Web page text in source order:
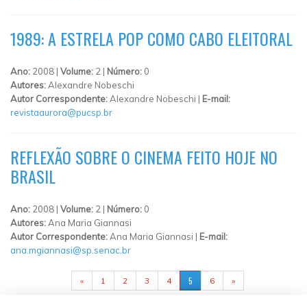
1989: A ESTRELA POP COMO CABO ELEITORAL
Ano: 2008 | Volume: 2 | Número: 0
Autores:Alexandre Nobeschi
Autor Correspondente:Alexandre Nobeschi | E-mail:
revistaaurora@pucsp.br
REFLEXÃO SOBRE O CINEMA FEITO HOJE NO
BRASIL
Ano: 2008 | Volume: 2 | Número: 0
Autores:Ana Maria Giannasi
Autor Correspondente:Ana Maria Giannasi | E-mail:
ana.mgiannasi@sp.senac.br
« 1 2 3 4 5 6 »